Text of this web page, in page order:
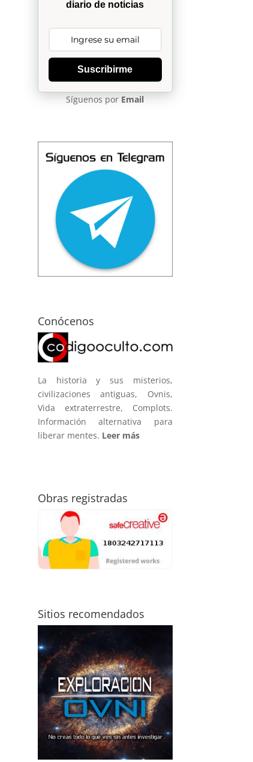
diario de noticias
Suscribirme
Síguenos por Email
Conócenos
La historia y sus misterios,
civilizaciones antiguas, Ovnis,
Vida extraterrestre, Complots.
Información alternativa para
liberar mentes. Leer más
Obras registradas
Sitios recomendados